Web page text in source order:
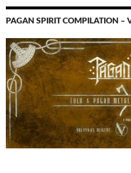
PAGAN SPIRIT COMPILATION –